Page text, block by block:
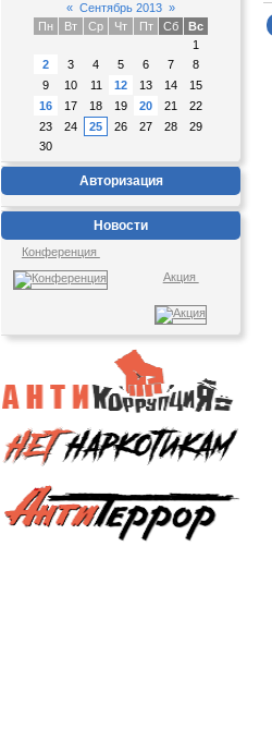
« Сентябрь 2013 »
Пн
Вт Ср Чт Пт Сб
Вс
1
2
3 4 5 6 7
8
9
10 11 12 13 14
15
16
17 18 19 20 21
22
23
24 25 26 27 28
29
30
Авторизация
Новости
Конференция
Акция